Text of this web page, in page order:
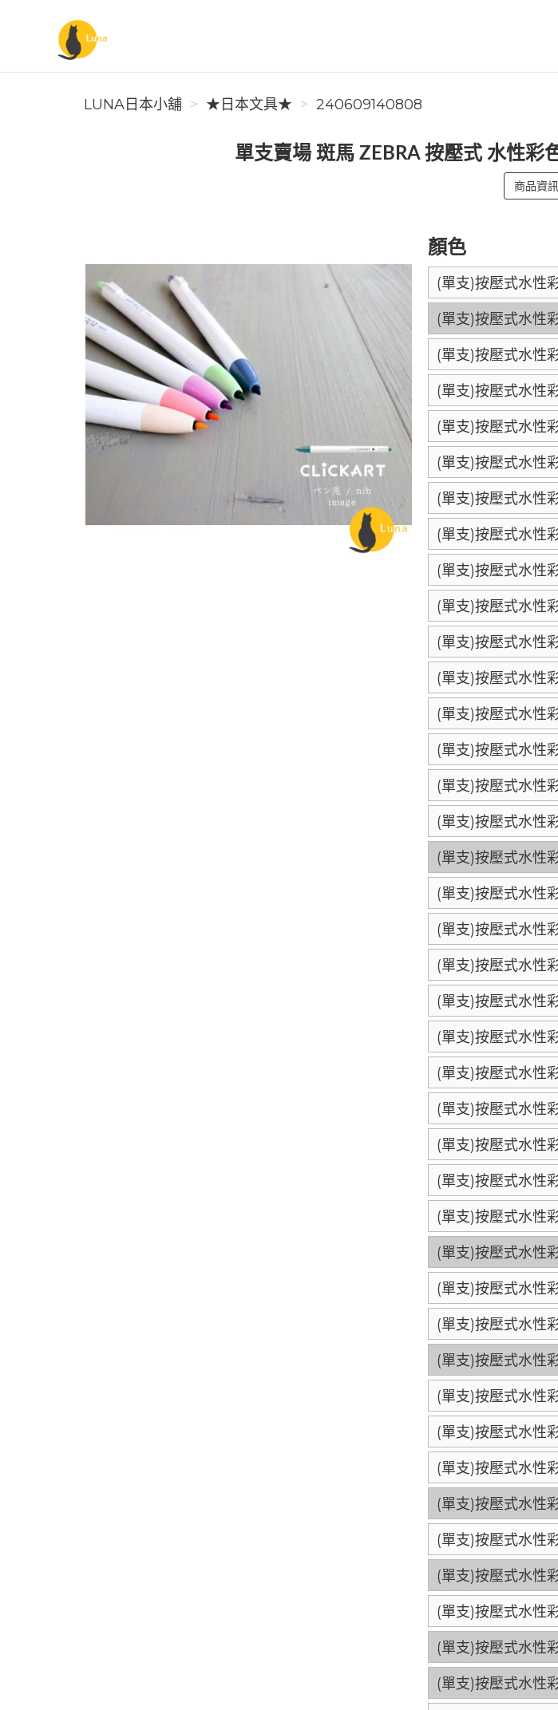
Luna日本小舖
LUNA日本小舖 ★日本文具★ 240609140808
單支賣場 斑馬 ZEBRA 按壓式 水性彩
商品資訊
顏色
(單支)按壓式水性
(單支)按壓式水性
(單支)按壓式水性
(單支)按壓式水性
(單支)按壓式水性
(單支)按壓式水性
(單支)按壓式水性
(單支)按壓式水性
(單支)按壓式水性
(單支)按壓式水性
(單支)按壓式水性
(單支)按壓式水性
(單支)按壓式水性
(單支)按壓式水性
(單支)按壓式水性
(單支)按壓式水性
(單支)按壓式水性
(單支)按壓式水性
(單支)按壓式水性
(單支)按壓式水性
(單支)按壓式水性
(單支)按壓式水性
(單支)按壓式水性
(單支)按壓式水性
(單支)按壓式水性
(單支)按壓式水性
(單支)按壓式水性
(單支)按壓式水性
(單支)按壓式水性
(單支)按壓式水性
(單支)按壓式水性
(單支)按壓式水性
(單支)按壓式水性
(單支)按壓式水性
(單支)按壓式水性
(單支)按壓式水性
(單支)按壓式水性
(單支)按壓式水性
(單支)按壓式水性
(單支)按壓式水性